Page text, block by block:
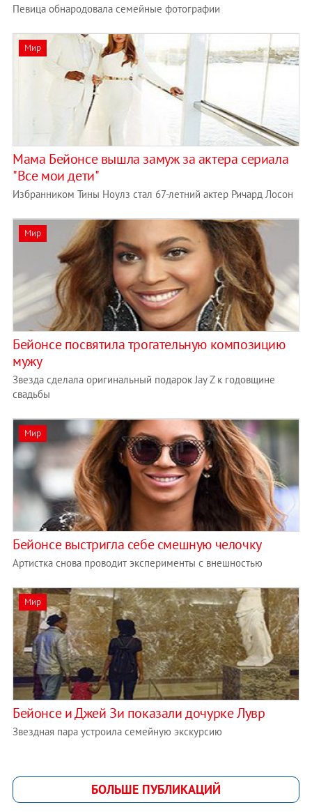
Певица обнародовала семейные фотографии
Мир
Мама Бейонсе вышла замуж за актера сериала
"Все мои дети"
Избранником Тины Ноулз стал 67-летний актер Ричард Лосон
Мир
Бейонсе посвятила трогательную композицию
мужу
Звезда сделала оригинальный подарок Jay Z к годовщине
свадьбы
Мир
Бейонсе выстригла себе смешную челочку
Артистка снова проводит эксперименты с внешностью
Мир
Бейонсе и Джей Зи показали дочурке Лувр
Звездная пара устроила семейную экскурсию
БОЛЬШЕ ПУБЛИКАЦИЙ